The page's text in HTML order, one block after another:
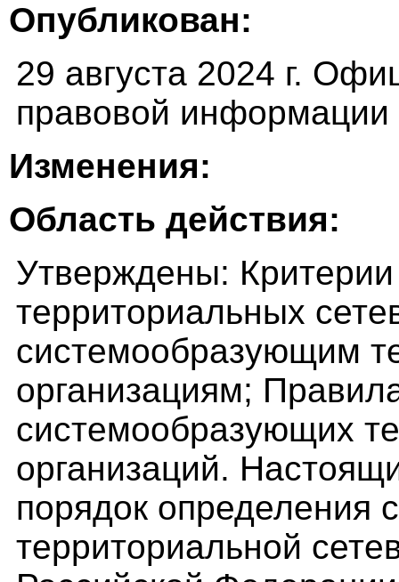
Опубликован:
29 августа 2024 г.
правовой информации
Изменения:
Область действия:
Утверждены: Критерии
территориальных
системообразующим
организациям;
системообразующих
организаций.
порядок определения
территориальной